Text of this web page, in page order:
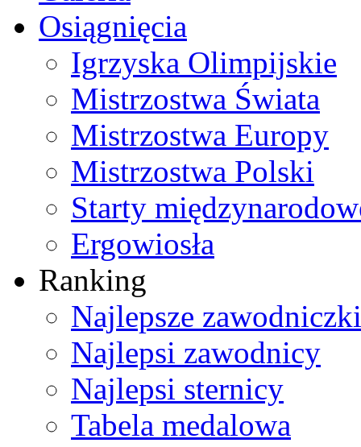
Osiągnięcia
Igrzyska Olimpijskie
Mistrzostwa Świata
Mistrzostwa Europy
Mistrzostwa Polski
Starty
Ergowiosła
Ranking
Najlepsze zawodniczki
Najlepsi zawodnicy
Najlepsi sternicy
Tabela medalowa